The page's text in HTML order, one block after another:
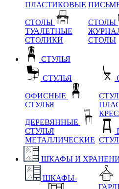
ПЛАСТИКОВЫЕ
СТОЛЫ
ТУАЛЕТНЫЕ
СТОЛИКИ
СТОЛЫ
СТОЛЫ
СТУЛЬЯ
СТУЛЬЯ
ОФИСНЫЕ
СТУЛЬЯ
ДЕРЕВЯННЫЕ
СТУЛЬЯ
МЕТАЛЛИЧЕСКИЕ
ШКАФЫ И
ШКАФЫ-